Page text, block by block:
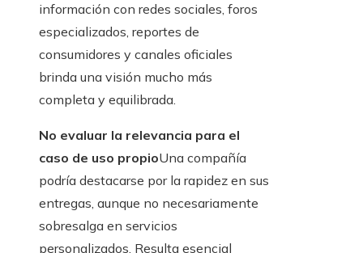
información con redes sociales, foros
especializados, reportes de
consumidores y canales oficiales
brinda una visión mucho más
completa y equilibrada.
No evaluar la relevancia para el
caso de uso propioUna compañía
podría destacarse por la rapidez en sus
entregas, aunque no necesariamente
sobresalga en servicios
personalizados. Resulta esencial